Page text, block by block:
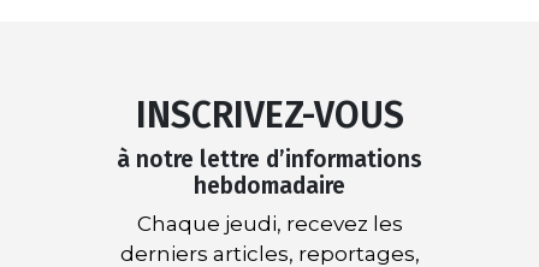
INSCRIVEZ-VOUS
à notre lettre d’informations
hebdomadaire
Chaque jeudi, recevez les
derniers articles, reportages,